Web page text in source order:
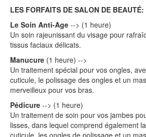
LES FORFAITS DE SALON DE BEAUTÉ:
Le Soin Anti-Age --> (1 heure)
Un soin rajeunissant du visage pour
tissus faciaux délicats.
Manucure (1 heure) -->
Un traitement spécial pour vos ongles,
cuticule, le polissage des ongles et un
merveilleux pour vos bras.
Pédicure --> (1 heure)
Un traitement de soin pour vos jambes
lisses, dans lequel comprend également
cuticule, les ongles de polissage et un